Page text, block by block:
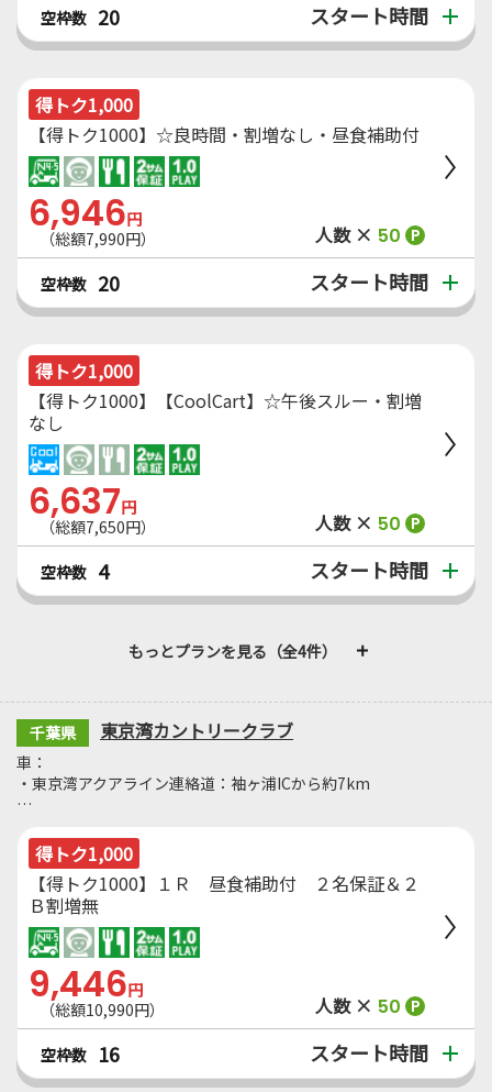
空枠数 20 スタート時間
得トク1,000
【得トク1000】☆良時間・割増なし・昼食補助付
6,946円
（総額7,990円）
人数 × 50 P
空枠数 20 スタート時間
得トク1,000
【得トク1000】【CoolCart】☆午後スルー・割増
なし
6,637円
（総額7,650円）
人数 × 50 P
空枠数 4 スタート時間
もっとプランを見る（全4件）
千葉県 東京湾カントリークラブ
車：
・東京湾アクアライン連絡道：袖ヶ浦ICから約7km
…
得トク1,000
【得トク1000】１Ｒ 昼食補助付 ２名保証＆２
Ｂ割増無
9,446円
（総額10,990円）
人数 × 50 P
空枠数 16 スタート時間